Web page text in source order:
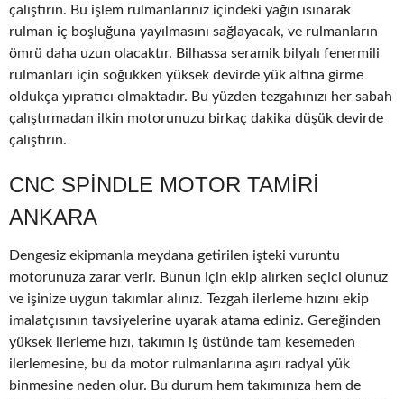
çalıştırın. Bu işlem rulmanlarınız içindeki yağın ısınarak
rulman iç boşluğuna yayılmasını sağlayacak, ve rulmanların
ömrü daha uzun olacaktır. Bilhassa seramik bilyalı fenermili
rulmanları için soğukken yüksek devirde yük altına girme
oldukça yıpratıcı olmaktadır. Bu yüzden tezgahınızı her sabah
çalıştırmadan ilkin motorunuzu birkaç dakika düşük devirde
çalıştırın.
CNC SPINDLE MOTOR TAMIRI
ANKARA
Dengesiz ekipmanla meydana getirilen işteki vuruntu
motorunuza zarar verir. Bunun için ekip alırken seçici olunuz
ve işinize uygun takımlar alınız. Tezgah ilerleme hızını ekip
imalatçısının tavsiyelerine uyarak atama ediniz. Gereğinden
yüksek ilerleme hızı, takımın iş üstünde tam kesemeden
ilerlemesine, bu da motor rulmanlarına aşırı radyal yük
binmesine neden olur. Bu durum hem takımınıza hem de